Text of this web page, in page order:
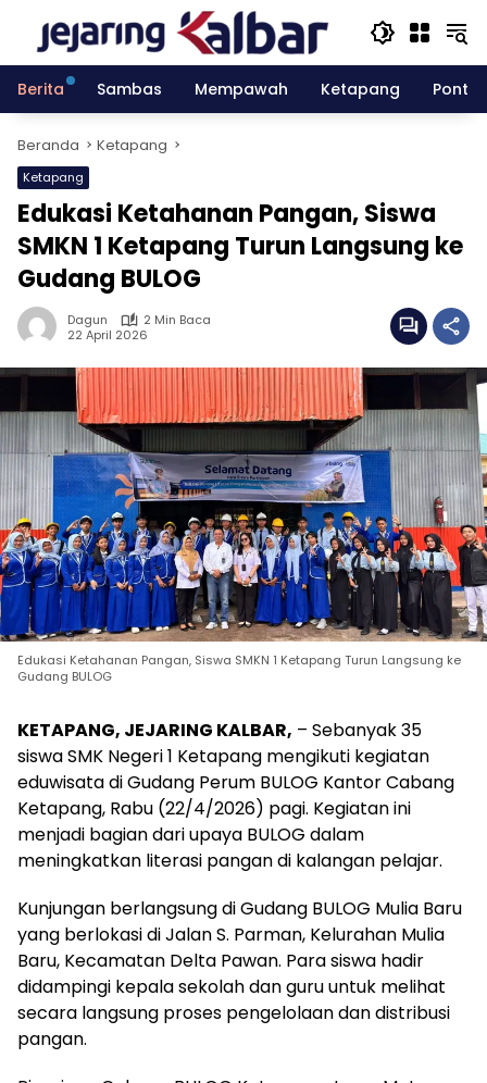
konten
Berita
Sambas Mempawah Ketapang
Beranda Ketapang
Ketapang
Edukasi Ketahanan Pangan, Siswa
SMKN 1 Ketapang Turun Langsung ke
Gudang BULOG
Dagun
2 Min Baca
22 April 2026
Edukasi Ketahanan Pangan, Siswa SMKN 1 Ketapang Turun Langsung ke
Gudang BULOG
KETAPANG, JEJARING KALBAR, – Sebanyak 35
siswa SMK Negeri 1 Ketapang mengikuti kegiatan
eduwisata di Gudang Perum BULOG Kantor Cabang
Ketapang, Rabu (22/4/2026) pagi. Kegiatan ini
menjadi bagian dari upaya BULOG dalam
meningkatkan literasi pangan di kalangan pelajar.
Kunjungan berlangsung di Gudang BULOG Mulia Baru
yang berlokasi di Jalan S. Parman, Kelurahan Mulia
Baru, Kecamatan Delta Pawan. Para siswa hadir
didampingi kepala sekolah dan guru untuk melihat
secara langsung proses pengelolaan dan distribusi
pangan.